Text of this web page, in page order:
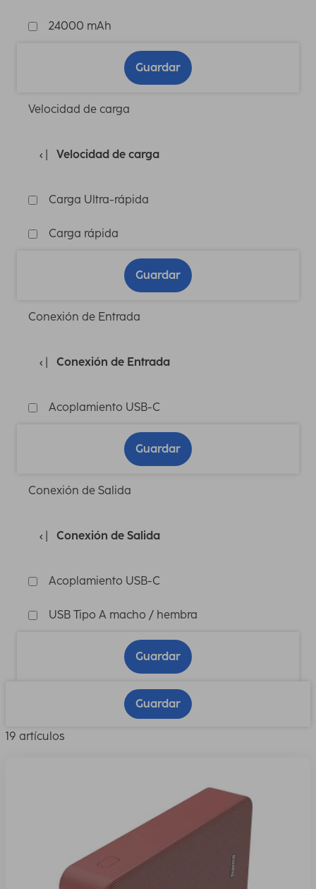
24000 mAh
Guardar
Velocidad de carga
Velocidad de carga
Carga Ultra-rápida
Carga rápida
Guardar
Conexión de Entrada
Conexión de Entrada
Acoplamiento USB-C
Guardar
Conexión de Salida
Conexión de Salida
Acoplamiento USB-C
USB Tipo A macho / hembra
Guardar
Guardar
19 artículos